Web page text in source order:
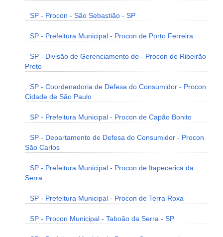
SP - Procon - São Sebastião - SP
SP - Prefeitura Municipal - Procon de Porto Ferreira
SP - Divisão de Gerenciamento do - Procon de Ribeirão
Preto
SP - Coordenadoria de Defesa do Consumidor - Procon
Cidade de São Paulo
SP - Prefeitura Municipal - Procon de Capão Bonito
SP - Departamento de Defesa do Consumidor - Procon
São Carlos
SP - Prefeitura Municipal - Procon de Itapecerica da
Serra
SP - Prefeitura Municipal - Procon de Terra Roxa
SP - Procon Municipal - Taboão da Serra - SP